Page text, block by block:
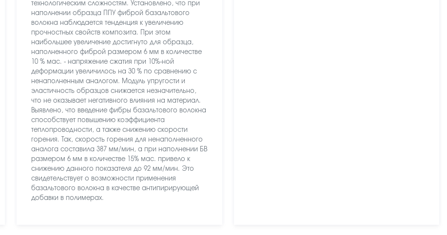
технологическим сложностям. Установлено, что при
наполнении образца ППУ фиброй базальтового
волокна наблюдается тенденция к увеличению
прочностных свойств композита. При этом
наибольшее увеличение достигнуто для образца,
наполненного фиброй размером 6 мм в количестве
10 % мас. - напряжение сжатия при 10%-ной
деформации увеличилось на 30 % по сравнению с
ненаполненным аналогом. Модуль упругости и
эластичность образцов снижается незначительно,
что не оказывает негативного влияния на материал.
Выявлено, что введение фибры базальтового волокна
способствует повышению коэффициента
теплопроводности, а также снижению скорости
горения. Так, скорость горения для ненаполненного
аналога составила 387 мм/мин, а при наполнении БВ
размером 6 мм в количестве 15% мас. привело к
снижению данного показателя до 92 мм/мин. Это
свидетельствует о возможности применения
базальтового волокна в качестве антипирирующей
добавки в полимерах.